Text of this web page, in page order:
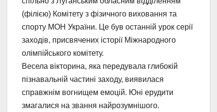
(філією) Комітету з фізичного виховання та
спорту МОН України. Це був останній урок серії
заходів, присвячених історії Міжнародного
олімпійського комітету.
Весела вікторина, яка передувала глибокій
пізнавальній частині заходу, виявилася
справжнім вогнищем емоцій. Юні ерудити
змагалися на звання найрозумнішого.